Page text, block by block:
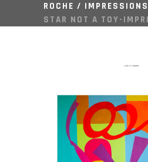
ROCHE / IMPRESSIONS
STAR NOT A TOY-